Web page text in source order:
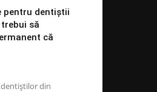
pentru dentiștii
să
că
din